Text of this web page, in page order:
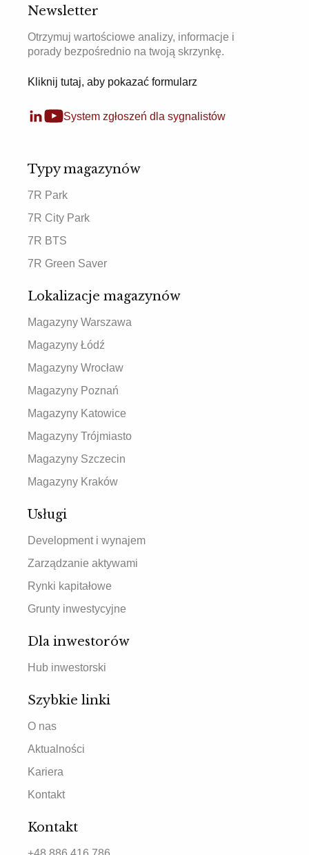
Newsletter
Otrzymuj wartościowe analizy, informacje i
porady bezpośrednio na twoją skrzynkę.
Kliknij tutaj, aby pokazać formularz
System zgłoszeń dla sygnalistów
Typy magazynów
7R Park
7R City Park
7R BTS
7R Green Saver
Lokalizacje magazynów
Magazyny Warszawa
Magazyny Łódź
Magazyny Wrocław
Magazyny Poznań
Magazyny Katowice
Magazyny Trójmiasto
Magazyny Szczecin
Magazyny Kraków
Usługi
Development i wynajem
Zarządzanie aktywami
Rynki kapitałowe
Grunty inwestycyjne
Dla inwestorów
Hub inwestorski
Szybkie linki
O nas
Aktualności
Kariera
Kontakt
Kontakt